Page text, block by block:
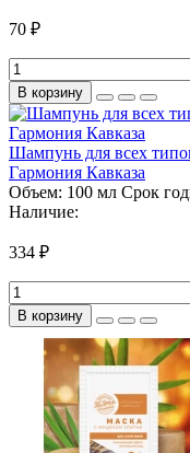
70 ₽
В корзину
Шампунь для всех
Гармония Кавказа
Объем: 100 мл Срок
Наличие:
334 ₽
В корзину